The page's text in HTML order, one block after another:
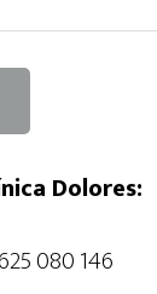
Dolores:
080 146